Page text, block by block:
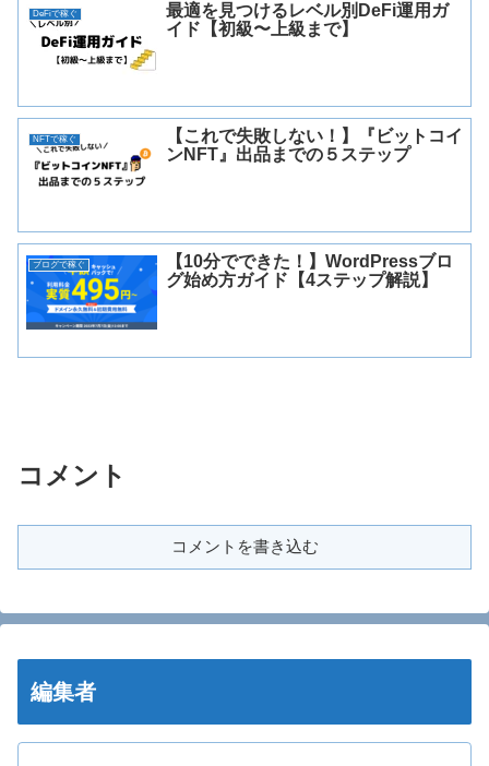
DeFiで稼ぐ
最適を見つけるレベル別DeFi運用ガ
イド【初級〜上級まで】
NFTで稼ぐ
【これで失敗しない！】『ビットコイ
ンNFT』出品までの５ステップ
ブログで稼ぐ
【10分でできた！】WordPressブロ
グ始め方ガイド【4ステップ解説】
コメント
コメントを書き込む
編集者